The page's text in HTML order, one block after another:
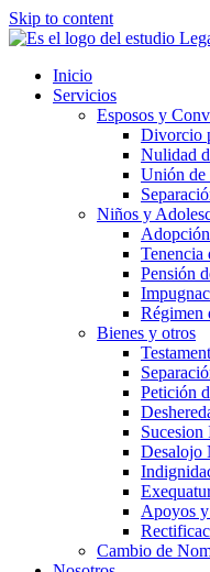
Skip to content
Inicio
Servicios
Esposos y
Divorcio
Nulidad
Unión de
Niños y
Tenencia
Pensión
Régimen
Bienes y otros
Petición
Sucesion
Desalojo
Apoyos
Cambio de